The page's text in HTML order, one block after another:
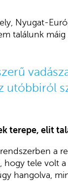
Nyugat-
találunk
utóbbiról
terepe, elit
a
hogy tele volt
hangolva,